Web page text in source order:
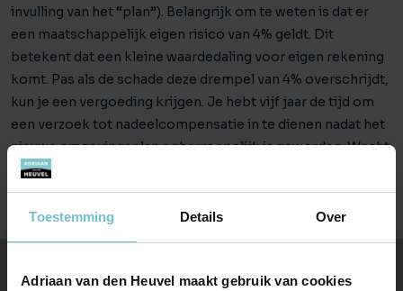
Toestemming Details Over
Adriaan van den Heuvel maakt gebruik van cookies
invulling van het “plan”). Belangrijk om te weten is dat er
een maatschappelijk eigen risico van 4% geldt. Dit
betekent dat een kleine waardedaling voor eigen rekening
komt. Pas als de schade deze drempel van 4% overschrijdt,
kun je een vergoeding krijgen. Je hebt vijf jaar de tijd om
een verzoek tot nadeelcompensatie in te dienen nadat het
nieuwe omgevingsplan onherroepelijk is geworden. Wacht
dus vooral niet te lang!